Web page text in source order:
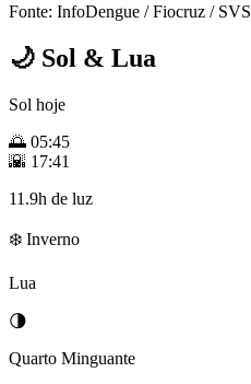
Fonte: InfoDengue / Fiocruz / SVS
🌙 Sol & Lua
Sol hoje
🌅 05:45
🌇 17:41
11.9h de luz
❄️ Inverno
Lua
🌗
Quarto Minguante